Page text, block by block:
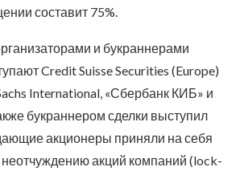
составит 75%.
и букраннерами
Credit Suisse Securities (Europe)
International, «Сбербанк КИБ» и
букраннером сделки выступил
акционеры приняли на себя
неотчуждению акций компаний (lock-